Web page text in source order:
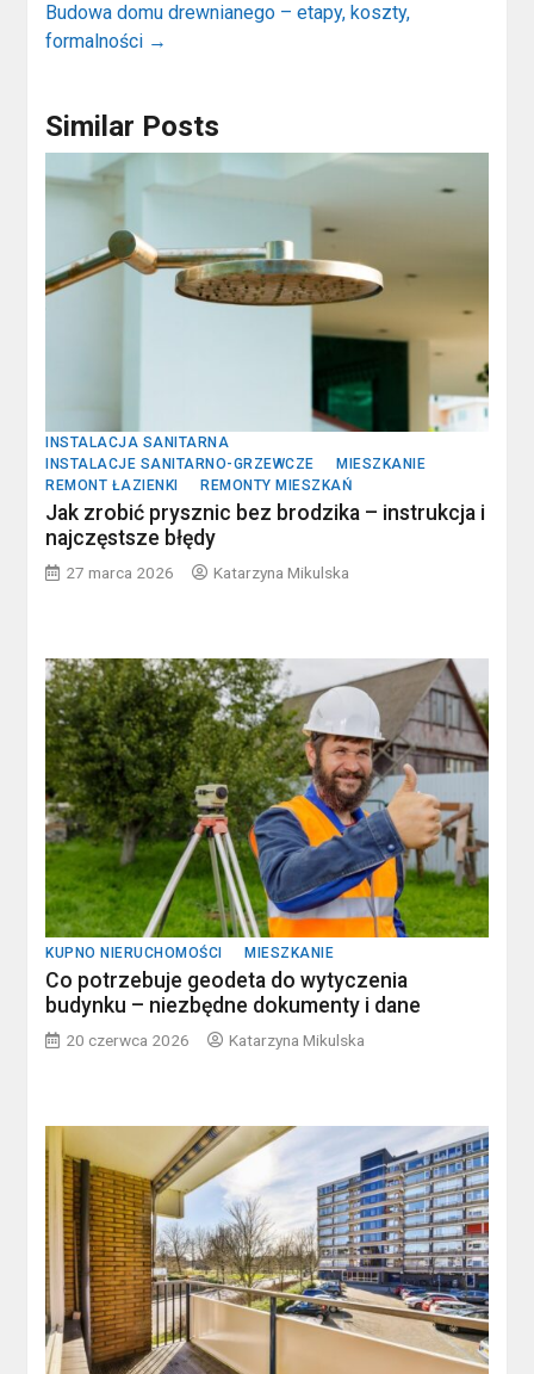
Budowa domu drewnianego – etapy, koszty,
formalności →
Similar Posts
INSTALACJA SANITARNA
INSTALACJE SANITARNO-GRZEWCZE
MIESZKANIE
REMONT ŁAZIENKI
REMONTY MIESZKAŃ
Jak zrobić prysznic bez brodzika – instrukcja i
najczęstsze błędy
27 marca 2026 Katarzyna Mikulska
KUPNO NIERUCHOMOŚCI MIESZKANIE
Co potrzebuje geodeta do wytyczenia
budynku – niezbędne dokumenty i dane
20 czerwca 2026 Katarzyna Mikulska